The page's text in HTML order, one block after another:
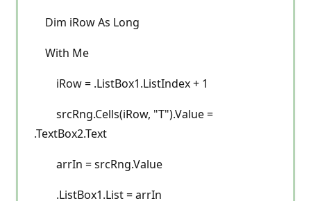
Dim iRow As Long
With Me
iRow = .ListBox1.ListIndex + 1
srcRng.Cells(iRow, "T").Value =
.TextBox2.Text
arrIn = srcRng.Value
.ListBox1.List = arrIn